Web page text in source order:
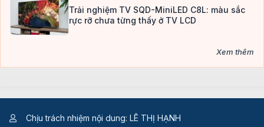
Trải nghiệm TV SQD-MiniLED C8L: màu sắc
rực rỡ chưa từng thấy ở TV LCD
Xem thêm
Chịu trách nhiệm nội dung: LÊ THỊ HẠNH